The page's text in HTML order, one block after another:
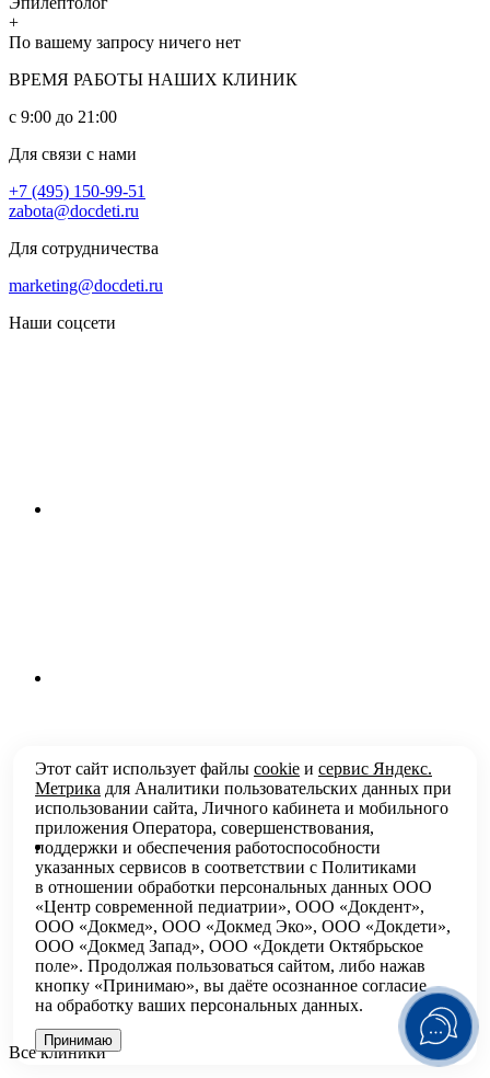
+
По вашему запросу ничего нет
ВРЕМЯ РАБОТЫ НАШИХ КЛИНИК
с 9:00 до 21:00
Для связи с нами
+7 (495) 150-99-51
zabota@docdeti.ru
Для сотрудничества
marketing@docdeti.ru
Наши соцсети
Все клиники
Этот сайт использует файлы cookie и сервис Яндекс.
Метрика для Аналитики пользовательских данных при
использовании сайта, Личного кабинета и мобильного
приложения Оператора, совершенствования,
поддержки и обеспечения работоспособности
указанных сервисов в соответствии с Политиками
в отношении обработки персональных данных ООО
«Центр современной педиатрии», ООО «Докдент»,
ООО «Докмед», ООО «Докмед Эко», ООО «Докдети»,
ООО «Докмед Запад», ООО «Докдети Октябрьское
поле». Продолжая пользоваться сайтом, либо нажав
кнопку «Принимаю», вы даёте осознанное согласие
на обработку ваших персональных данных.
Принимаю